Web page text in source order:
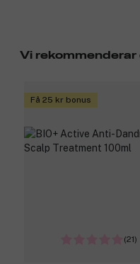
Vi rekommenderar
Få 25 kr bonus
(21)